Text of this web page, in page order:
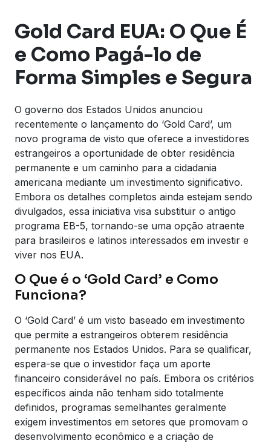
Gold Card EUA: O Que É
e Como Pagá-lo de
Forma Simples e Segura
O governo dos Estados Unidos anunciou
recentemente o lançamento do ‘Gold Card’, um
novo programa de visto que oferece a investidores
estrangeiros a oportunidade de obter residência
permanente e um caminho para a cidadania
americana mediante um investimento significativo.
Embora os detalhes completos ainda estejam sendo
divulgados, essa iniciativa visa substituir o antigo
programa EB-5, tornando-se uma opção atraente
para brasileiros e latinos interessados em investir e
viver nos EUA.
O Que é o ‘Gold Card’ e Como
Funciona?
O ‘Gold Card’ é um visto baseado em investimento
que permite a estrangeiros obterem residência
permanente nos Estados Unidos. Para se qualificar,
espera-se que o investidor faça um aporte
financeiro considerável no país. Embora os critérios
específicos ainda não tenham sido totalmente
definidos, programas semelhantes geralmente
exigem investimentos em setores que promovam o
desenvolvimento econômico e a criação de